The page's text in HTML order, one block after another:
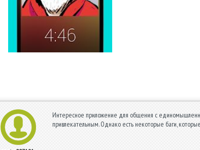
Интересное приложение для общения с
привлекательным. Однако есть некоторые баги,